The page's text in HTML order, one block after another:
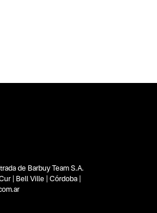
de Barbuy Team S.A.
| Bell Ville | Córdoba |